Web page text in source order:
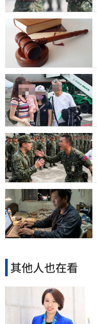
其他人也在看